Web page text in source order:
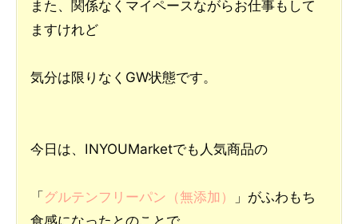
また、関係なくマイペースながらお仕事もして
ますけれど
気分は限りなくGW状態です。
今日は、INYOUMarketでも人気商品の
「グルテンフリーパン（無添加）
」がふわもち
食感になったとのことで